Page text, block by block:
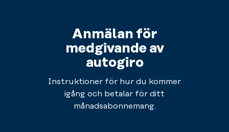
Anmälan för
medgivande av
autogiro
Instruktioner för hur du kommer
igång och betalar för ditt
månadsabonnemang.